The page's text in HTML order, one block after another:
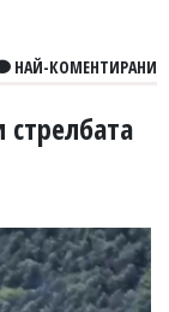
НАЙ-КОМЕНТИРАНИ